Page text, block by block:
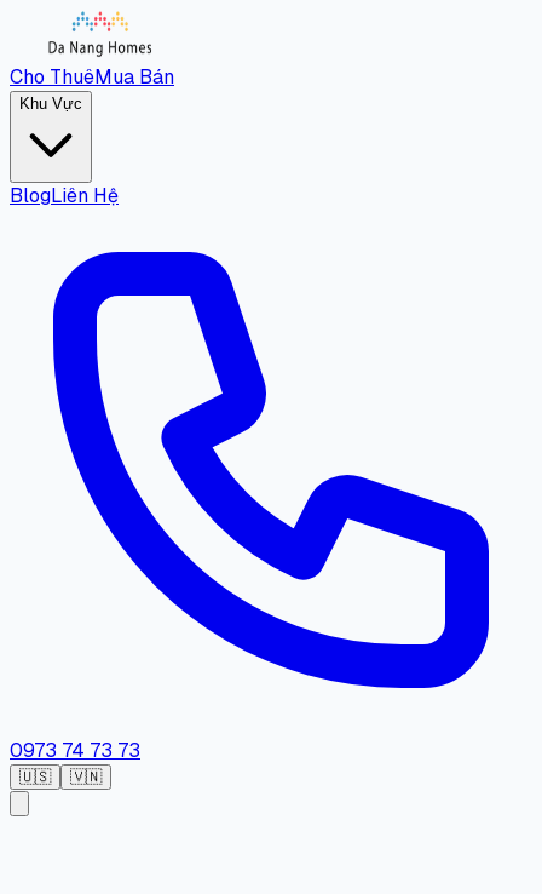
Cho ThuêMua Bán
Khu Vực
BlogLiên Hệ
0973 74 73 73
🇺🇸 🇻🇳